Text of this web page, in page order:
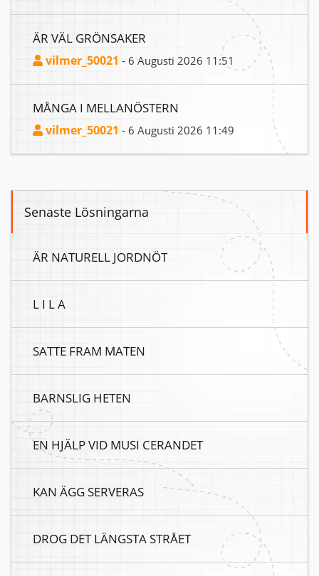
ÄR VÄL GRÖNSAKER
vilmer_50021 - 6 Augusti 2026 11:51
MÅNGA I MELLANÖSTERN
vilmer_50021 - 6 Augusti 2026 11:49
Senaste Lösningarna
ÄR NATURELL JORDNÖT
L I L A
SATTE FRAM MATEN
BARNSLIG HETEN
EN HJÄLP VID MUSI CERANDET
KAN ÄGG SERVERAS
DROG DET LÄNGSTA STRÅET